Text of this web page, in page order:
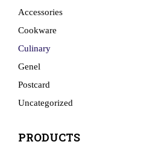
Accessories
Cookware
Culinary
Genel
Postcard
Uncategorized
PRODUCTS